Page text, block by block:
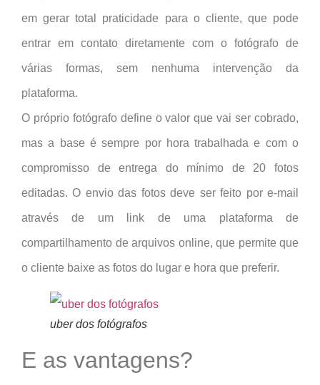
em gerar total praticidade para o cliente, que pode
entrar em contato diretamente com o fotógrafo de
várias formas, sem nenhuma intervenção da
plataforma.
O próprio fotógrafo define o valor que vai ser cobrado,
mas a base é sempre por hora trabalhada e com o
compromisso de entrega do mínimo de 20 fotos
editadas. O envio das fotos deve ser feito por e-mail
através de um link de uma plataforma de
compartilhamento de arquivos online, que permite que
o cliente baixe as fotos do lugar e hora que preferir.
uber dos fotógrafos
E as vantagens?